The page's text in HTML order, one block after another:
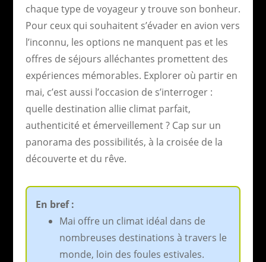
chaque type de voyageur y trouve son bonheur.
Pour ceux qui souhaitent s’évader en avion vers
l’inconnu, les options ne manquent pas et les
offres de séjours alléchantes promettent des
expériences mémorables. Explorer où partir en
mai, c’est aussi l’occasion de s’interroger :
quelle destination allie climat parfait,
authenticité et émerveillement ? Cap sur un
panorama des possibilités, à la croisée de la
découverte et du rêve.
En bref :
Mai offre un climat idéal dans de
nombreuses destinations à travers le
monde, loin des foules estivales.